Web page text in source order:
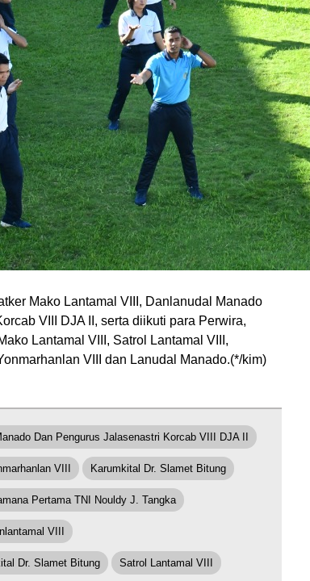
Mako Lantamal VIII, Danlanudal Manado
VIII DJA II, serta diikuti para Perwira,
Lantamal VIII, Satrol Lantamal VIII,
VIII dan Lanudal Manado.(*/kim)
Dan Pengurus Jalasenastri Korcab VIII DJA II
VIII Karumkital Dr. Slamet Bitung
Pertama TNI Nouldy J. Tangka
VIII
Dr. Slamet Bitung Satrol Lantamal VIII